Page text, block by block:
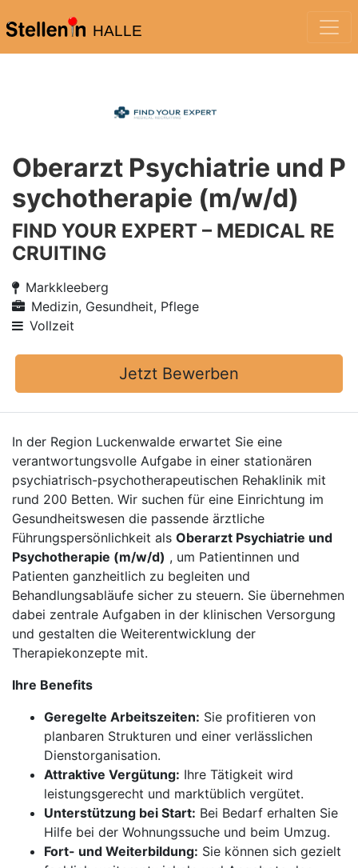
HALLE
Oberarzt Psychiatrie und P
sychotherapie (m/w/d)
FIND YOUR EXPERT – MEDICAL RE
CRUITING
Markkleeberg
Medizin, Gesundheit, Pflege
Vollzeit
Jetzt Bewerben
In der Region Luckenwalde erwartet Sie eine
verantwortungsvolle Aufgabe in einer stationären
psychiatrisch-psychotherapeutischen Rehaklinik mit
rund 200 Betten. Wir suchen für eine Einrichtung im
Gesundheitswesen die passende ärztliche
Führungspersönlichkeit als Oberarzt Psychiatrie und
Psychotherapie (m/w/d) , um Patientinnen und
Patienten ganzheitlich zu begleiten und
Behandlungsabläufe sicher zu steuern. Sie übernehmen
dabei zentrale Aufgaben in der klinischen Versorgung
und gestalten die Weiterentwicklung der
Therapiekonzepte mit.
Ihre Benefits
Geregelte Arbeitszeiten: Sie profitieren von
planbaren Strukturen und einer verlässlichen
Dienstorganisation.
Attraktive Vergütung: Ihre Tätigkeit wird
leistungsgerecht und marktüblich vergütet.
Unterstützung bei Start: Bei Bedarf erhalten Sie
Hilfe bei der Wohnungssuche und beim Umzug.
Fort- und Weiterbildung: Sie können sich gezielt